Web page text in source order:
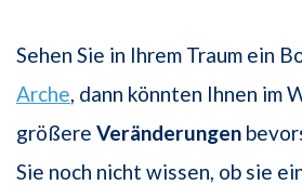
Sehen Sie in Ihrem Traum ein
Arche , dann könnten Ihnen im
größere Veränderungen
Sie noch nicht wissen, ob sie